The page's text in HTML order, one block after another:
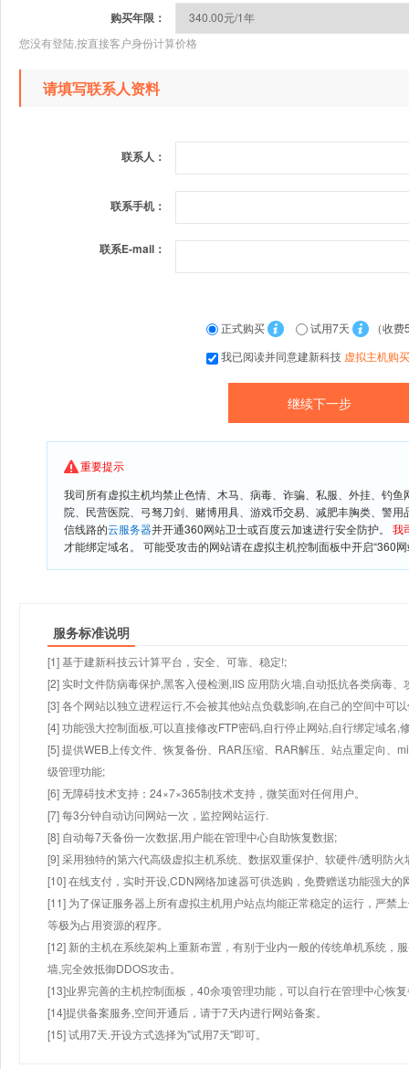
购买年限：
您没有登陆,按直接客户身份计算价格
请填写联系人资料
联系人：
联系手机：
联系E-mail：
正式购买 试用7天
（收费
我已阅读并同意建新科技 虚拟主机购
重要提示
我司所有虚拟主机均禁止色情、木马、病毒、诈骗、私服、外挂、钓
院、民营医院、弓驽刀剑、赌博用具、游戏币交易、减肥丰胸类、警
信线路的云服务器并开通360网站卫士或百度云加速进行安全防护。 我
才能绑定域名。 可能受攻击的网站请在虚拟主机控制面板中开启“360
服务标准说明
[1] 基于建新科技云计算平台，安全、可靠、稳定!;
[2] 实时文件防病毒保护,黑客入侵检测,IIS 应用防火墙,自动抵抗各类病毒、
[3] 各个网站以独立进程运行,不会被其他站点负载影响,在自己的空间中可
[4] 功能强大控制面板,可以直接修改FTP密码,自行停止网站,自行绑定域名,
[5] 提供WEB上传文件、恢复备份、RAR压缩、RAR解压、站点重定向、
级管理功能;
[6] 无障碍技术支持：24×7×365制技术支持，微笑面对任何用户。
[7] 每3分钟自动访问网站一次，监控网站运行.
[8] 自动每7天备份一次数据,用户能在管理中心自助恢复数据;
[9] 采用独特的第六代高级虚拟主机系统、数据双重保护、软硬件/透明防火
[10] 在线支付，实时开设,CDN网络加速器可供选购，免费赠送功能强大
[11] 为了保证服务器上所有虚拟主机用户站点均能正常稳定的运行，严禁
等极为占用资源的程序。
[12] 新的主机在系统架构上重新布置，有别于业内一般的传统单机系统，
墙,完全效抵御DDOS攻击。
[13]业界完善的主机控制面板，40余项管理功能，可以自行在管理中心恢
[14]提供备案服务,空间开通后，请于7天内进行网站备案。
[15] 试用7天.开设方式选择为"试用7天"即可。